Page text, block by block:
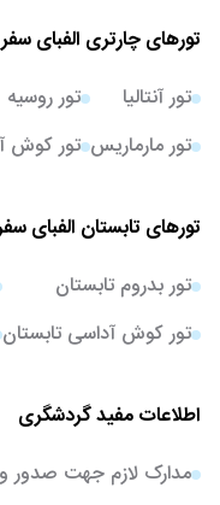
تورهای چارتری الفبای سفر
تور آنتالیا
تور مارماریس
تور روسیه
تور کوش
تورهای تابستان الفبای
تور بدروم تابستان
تور کوش آداسی تابستان
اطلاعات مفید گردشگری
مدارک لازم جهت صدور